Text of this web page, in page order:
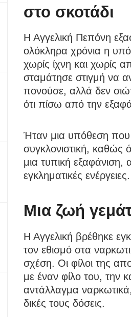
στο σκοτάδι
Η Αγγελική Πεπόνη
ολόκληρα χρόνια η
χωρίς ίχνη και χωρίς
σταμάτησε στιγμή να
πονούσε, αλλά δεν
ότι πίσω από την
Ήταν μια υπόθεση που
συγκλονιστική, καθώς
μια τυπική εξαφάνιση,
εγκληματικές ενέργειες.
Μια ζωή
Η Αγγελική βρέθηκε
τον εθισμό στα
σχέση. Οι φίλοι της
με έναν φίλο του, την
αντάλλαγμα
δικές τους δόσεις.